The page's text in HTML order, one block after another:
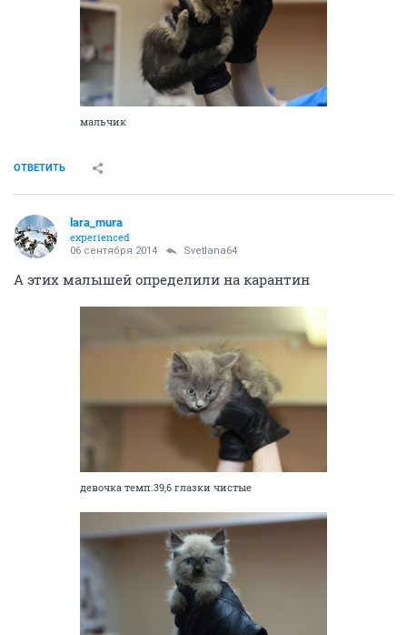
мальчик
ОТВЕТИТЬ
lara_mura
experienced
06 сентября 2014 Svetlana64
А этих малышей определили на карантин
девочка темп.39,6 глазки чистые